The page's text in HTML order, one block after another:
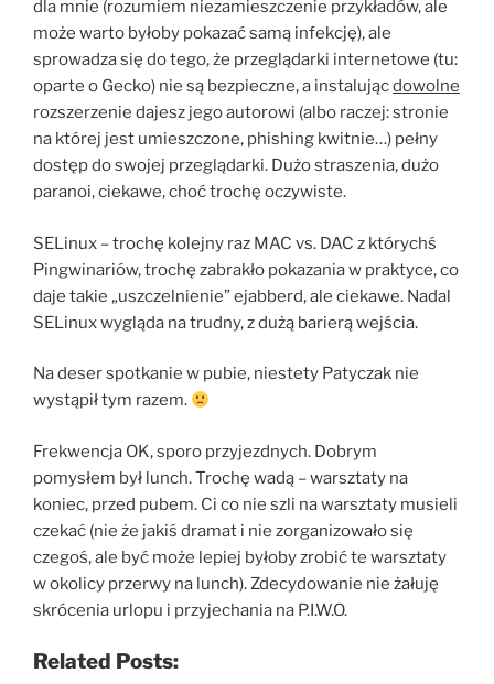
dla mnie (rozumiem niezamieszczenie przykładów, ale
może warto byłoby pokazać samą infekcję), ale
sprowadza się do tego, że przeglądarki internetowe (tu:
oparte o Gecko) nie są bezpieczne, a instalującdowolne
rozszerzenie dajesz jego autorowi (albo raczej: stronie
na której jest umieszczone, phishing kwitnie…) pełny
dostęp do swojej przeglądarki. Dużo straszenia, dużo
paranoi, ciekawe, choć trochę oczywiste.
SELinux – trochę kolejny raz MAC vs. DAC z którychś
Pingwinariów, trochę zabrakło pokazania w praktyce, co
daje takie „uszczelnienie” ejabberd, ale ciekawe. Nadal
SELinux wygląda na trudny, z dużą barierą wejścia.
Na deser spotkanie w pubie, niestety Patyczak nie
wystąpił tym razem.
Frekwencja OK, sporo przyjezdnych. Dobrym
pomysłem był lunch. Trochę wadą – warsztaty na
koniec, przed pubem. Ci co nie szli na warsztaty musieli
czekać (nie że jakiś dramat i nie zorganizowało się
czegoś, ale być może lepiej byłoby zrobić te warsztaty
w okolicy przerwy na lunch). Zdecydowanie nie żałuję
skrócenia urlopu i przyjechania na P.I.W.O.
Related Posts: